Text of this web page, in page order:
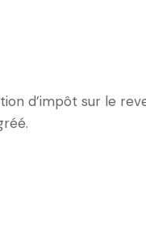
d’impôt sur le